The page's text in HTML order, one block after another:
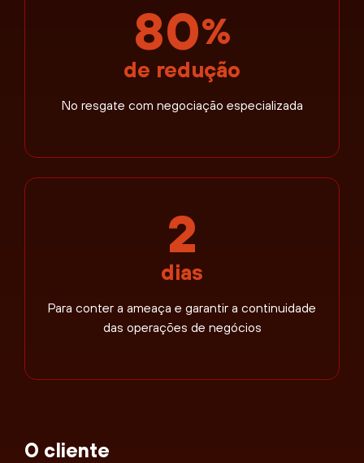
80%
de redução
No resgate com negociação especializada
2
dias
Para conter a ameaça e garantir a continuidade
das operações de negócios
O cliente